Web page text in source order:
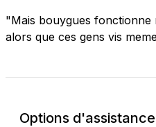
"Mais bouygues fonctionne
alors que ces gens vis
Options